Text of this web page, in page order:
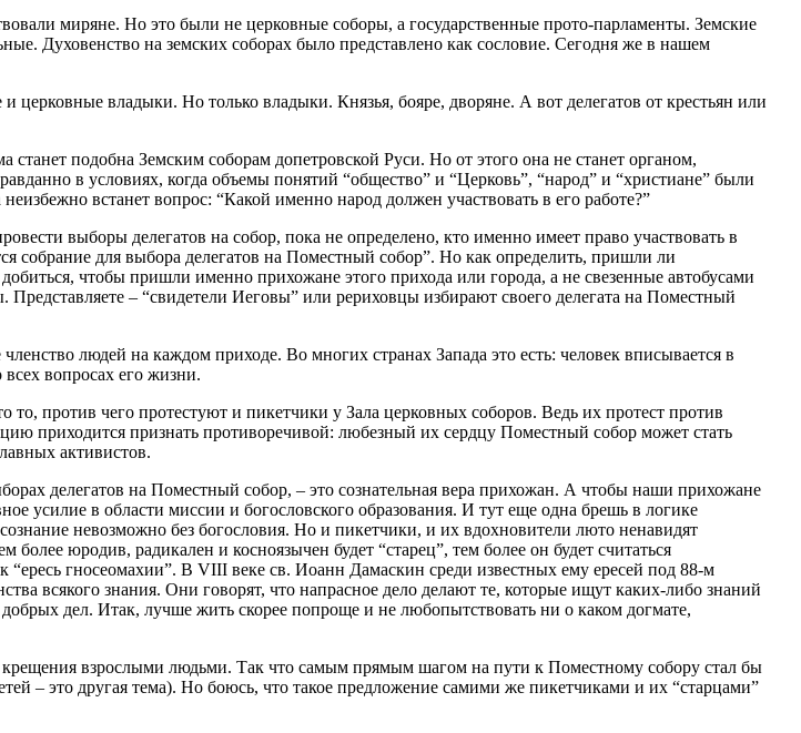
миряне. Но это были не церковные соборы, а государственные прото-парламенты. Земские
Духовенство на земских соборах было представлено как сословие. Сегодня же в нашем
церковные владыки. Но только владыки. Князья, бояре, дворяне. А вот делегатов от крестьян или
подобна Земским соборам допетровской Руси. Но от этого она не станет органом,
в условиях, когда объемы понятий “общество” и “Церковь”, “народ” и “христиане” были
встанет вопрос: “Какой именно народ должен участвовать в его работе?”
выборы делегатов на собор, пока не определено, кто именно имеет право участвовать в
собрание для выбора делегатов на Поместный собор”. Но как определить, пришли ли
чтобы пришли именно прихожане этого прихода или города, а не свезенные автобусами
– “свидетели Иеговы” или рериховцы избирают своего делегата на Поместный
людей на каждом приходе. Во многих странах Запада это есть: человек вписывается в
вопросах его жизни.
то, против чего протестуют и пикетчики у Зала церковных соборов. Ведь их протест против
приходится признать противоречивой: любезный их сердцу Поместный собор может стать
активистов.
делегатов на Поместный собор, – это сознательная вера прихожан. А чтобы наши прихожане
усилие в области миссии и богословского образования. И тут еще одна брешь в логике
невозможно без богословия. Но и пикетчики, и их вдохновители люто ненавидят
юродив, радикален и косноязычен будет “старец”, тем более он будет считаться
гносеомахии”. В VIII веке св. Иоанн Дамаскин среди известных ему ересей под 88-м
всякого знания. Они говорят, что напрасное дело делают те, которые ищут каких-либо знаний
дел. Итак, лучше жить скорее попроще и не любопытствовать ни о каком догмате,
крещения взрослыми людьми. Так что самым прямым шагом на пути к Поместному собору стал бы
– это другая тема). Но боюсь, что такое предложение самими же пикетчиками и их “старцами”